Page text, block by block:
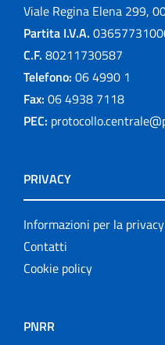
Viale Regina Elena 299,
Partita I.V.A.
C.F. 80211730587
Telefono: 06 4990 1
Fax: 06 4938 7118
PEC:
PRIVACY
Informazioni per la privacy
Contatti
Cookie policy
PNRR